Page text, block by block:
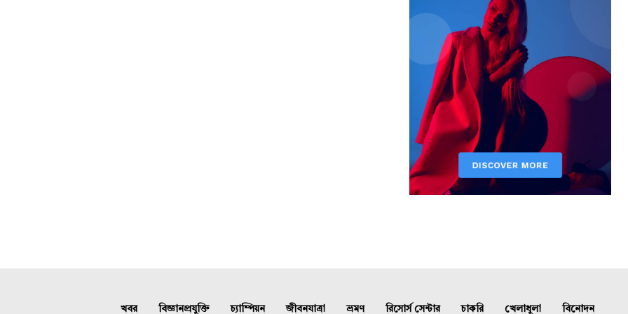
খবর বিজ্ঞানপ্রযুক্তি চ্যাম্পিয়ন জীবনযাত্রা ভ্রমণ রিসোর্স সেন্টার চাকরি খেলাধুলা বিনোদন